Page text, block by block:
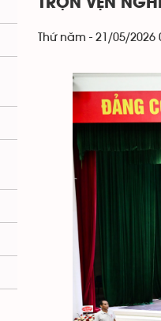
TRỌN VẸN
Thứ năm - 21/05/2026